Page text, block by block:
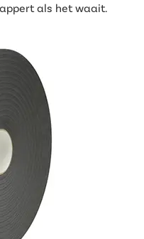
als het waait.